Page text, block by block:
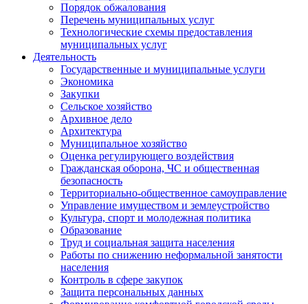
Порядок обжалования
Перечень муниципальных услуг
Технологические схемы предоставления
муниципальных услуг
Деятельность
Государственные и муниципальные услуги
Экономика
Закупки
Сельское хозяйство
Архивное дело
Архитектура
Муниципальное хозяйство
Оценка регулирующего воздействия
Гражданская оборона, ЧС и общественная
безопасность
Территориально-общественное самоуправление
Управление имуществом и землеустройство
Культура, спорт и молодежная политика
Образование
Труд и социальная защита населения
Работы по снижению неформальной занятости
населения
Контроль в сфере закупок
Защита персональных данных